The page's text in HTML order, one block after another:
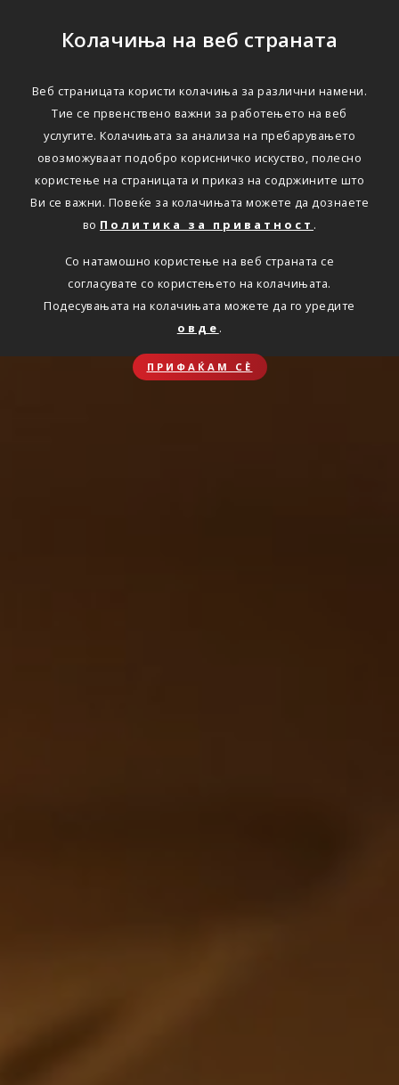
Колачиња на веб страната
Веб страницата користи колачиња за различни намени.
Тие се првенствено важни за работењето на веб
услугите. Колачињата за анализа на пребарувањето
овозможуваат подобро корисничко искуство, полесно
користење на страницата и приказ на содржините што
Ви се важни. Повеќе за колачињата можете да дознаете
во Политика за приватност .
Со натамошно користење на веб страната се
согласувате со користењето на колачињата.
Подесувањата на колачињата можете да го уредите
овде .
ПРИФАЌАМ СЀ